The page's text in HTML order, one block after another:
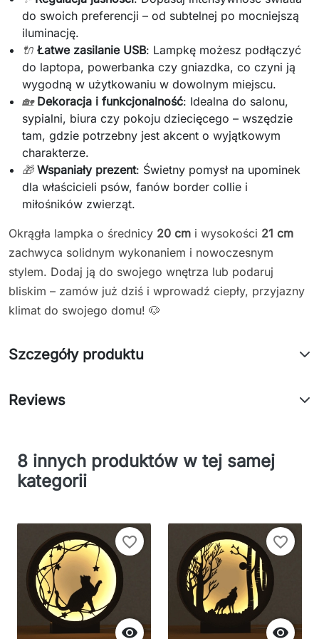
do swoich preferencji – od subtelnej po mocniejszą
iluminację.
🔌 Łatwe zasilanie USB: Lampkę możesz podłączyć
do laptopa, powerbanka czy gniazdka, co czyni ją
wygodną w użytkowaniu w dowolnym miejscu.
🏡 Dekoracja i funkcjonalność: Idealna do salonu,
sypialni, biura czy pokoju dziecięcego – wszędzie
tam, gdzie potrzebny jest akcent o wyjątkowym
charakterze.
🎁 Wspaniały prezent: Świetny pomysł na upominek
dla właścicieli psów, fanów border collie i
miłośników zwierząt.
Okrągła lampka o średnicy 20 cm i wysokości 21 cm
zachwyca solidnym wykonaniem i nowoczesnym
stylem. Dodaj ją do swojego wnętrza lub podaruj
bliskim – zamów już dziś i wprowadź ciepły, przyjazny
klimat do swojego domu! 🐶
Szczegóły produktu
Reviews
8 innych produktów w tej samej
kategorii

favorite_border

favorite_border